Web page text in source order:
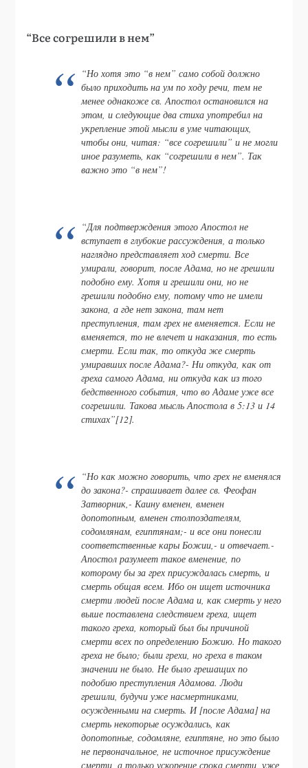
“Все согрешили в нем”
“Но хотя это “в нем” само собой должно
было приходить на ум по ходу речи, тем не
менее однакоже св. Апостол остановился на
этом, и следующие два стиха употребил на
укрепление этой мысли в уме читающих,
чтобы они, читая: “все согрешили” и не могли
иное разуметь, как “согрешили в нем”. Так
важно это “в нем”!
“Для подтверждения этого Апостол не
вступает в глубокие рассуждения, а только
наглядно представляет ход смерти. Все
умирали, говорит, после Адама, но не грешили
подобно ему. Хотя и грешили они, но не
грешили подобно ему, потому что не имели
закона, а где нет закона, там нет
преступления, там грех не вменяется. Если не
вменяется, то не влечет и наказания, то есть
смерти. Если так, то откуда же смерть
умиравших после Адама?- Ни откуда, как от
греха самого Адама, ни откуда как из того
бедственного события, что во Адаме уже все
согрешили. Такова мысль Апостола в 5:13 и 14
стихах”[12].
“Но как можно говорить, что грех не вменялся
до закона?- спрашивает далее св. Феофан
Затворник,- Каину вменен, вменен
допотопным, вменен столпоздателям,
содомлянам, египтянам;- и все они понесли
соответственные кары Божии,- и отвечает.-
Апостол разумеет такое вменение, по
которому бы за грех присуждалась смерть, и
смерть общая всем. Ибо он ищет источника
смерти людей после Адама и, как смерть у него
выше поставлена следствием греха, ищет
такого греха, который был бы причиной
смерти всех по определению Божию. Но такого
греха не было; были грехи, но греха в таком
значении не было. Не было грешащих по
подобию преступления Адамова. Люди
грешили, будучи уже насмертниками,
осужденными на смерть. И [после Адама] на
смерть некоторые осуждались, как
допотопные, содомляне, египтяне, но это было
не первоначальное, не источное присуждение
смерти, а только ускорение срока смерти, уже